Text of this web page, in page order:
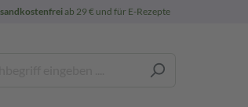
ab 29 € und für E-Rezepte